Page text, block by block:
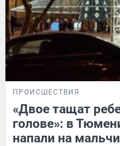
ПРОИСШЕСТВИЯ
«Двое тащат
голове»: в
напали на